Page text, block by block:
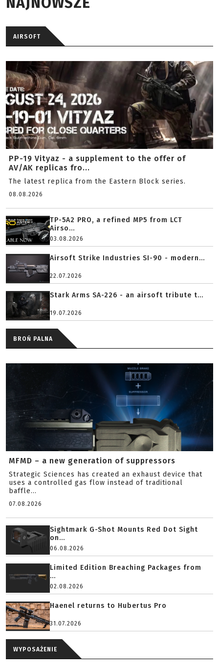
AIRSOFT
PP-19 Vityaz - a supplement to the offer of
AV/AK replicas fro...
The latest replica from the Eastern Block series.
08.08.2026
TP-5A2 PRO, a refined MP5 from LCT
Airso...
03.08.2026
Airsoft Strike Industries SI-90 - modern...
22.07.2026
Stark Arms SA-226 - an airsoft tribute t...
19.07.2026
BROŃ PALNA
MFMD – a new generation of suppressors
Strategic Sciences has created an exhaust device that
uses a controlled gas flow instead of traditional
baffle...
07.08.2026
Sightmark G-Shot Mounts Red Dot Sight
on...
06.08.2026
Limited Edition Breaching Packages from
...
02.08.2026
Haenel returns to Hubertus Pro
31.07.2026
WYPOSAŻENIE